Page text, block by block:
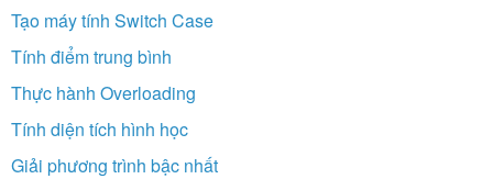
Tạo máy tính Switch Case
Tính điểm trung bình
Thực hành Overloading
Tính diện tích hình học
Giải phương trình bậc nhất